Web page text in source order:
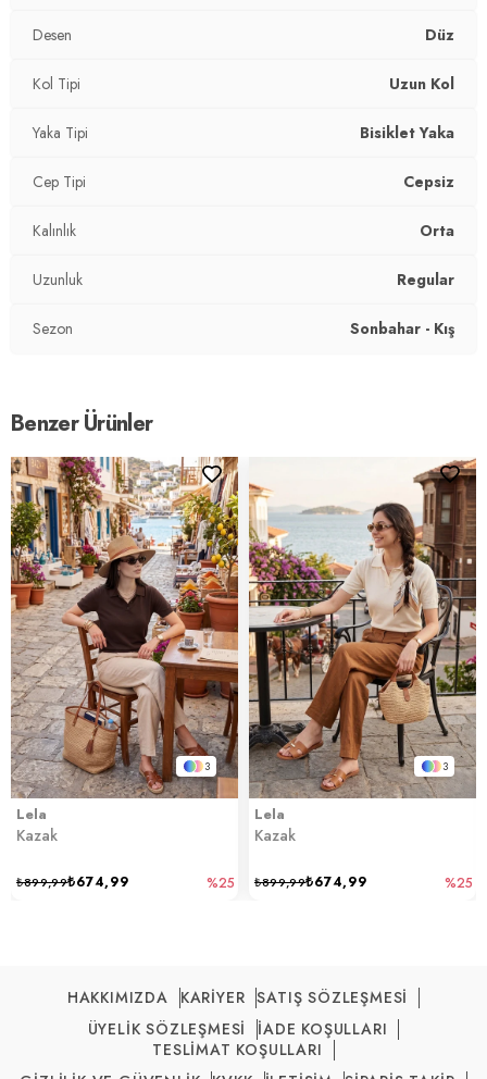
Cep Tipi:
Uzunluk:
Kalınlık:
Kalıp Bilgisi:
Yaş Grubu:
Desen Düz
Kol Tipi Uzun Kol
Yaka Tipi Bisiklet Yaka
Cep Tipi Cepsiz
Kalınlık Orta
Uzunluk Regular
Sezon Sonbahar - Kış
Benzer Ürünler
3
Lela
Kazak
₺674,99
₺899,99 %25
3
Lela
Kazak
₺674,99
₺899,99 %25
HAKKIMIZDA KARİYER SATIŞ SÖZLEŞMESİ
ÜYELİK SÖZLEŞMESİ
İADE KOŞULLARI
TESLİMAT KOŞULLARI